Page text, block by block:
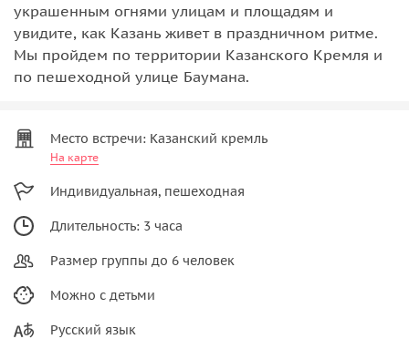
украшенным огнями улицам и площадям и
увидите, как Казань живет в праздничном ритме.
Мы пройдем по территории Казанского Кремля и
по пешеходной улице Баумана.
Место встречи: Казанский кремль
На карте
Индивидуальная, пешеходная
Длительность: 3 часа
Размер группы до 6 человек
Можно с детьми
Русский язык